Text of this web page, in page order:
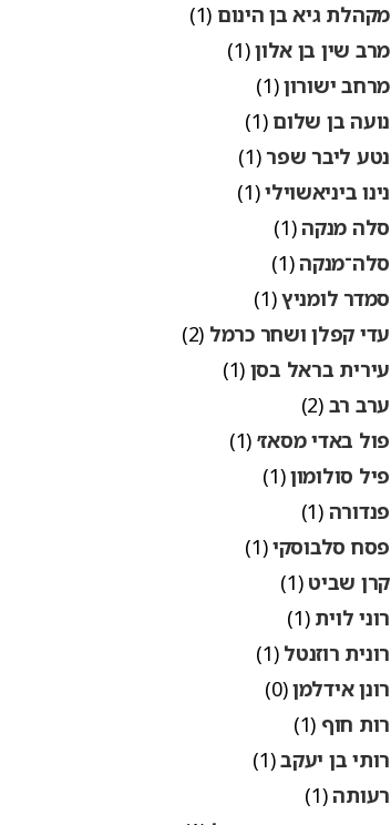
מקהלת גיא בן הינום (1)
מרב שין בן אלון(1)
מרחב ישורון(1)
נועה בן שלום (1)
נטע ליבר שפר(1)
נינו ביניאשוילי(1)
סלה מנקה(1)
סלה־מנקה(1)
סמדר לומניץ(1)
עדי קפלן ושחר כרמל (2)
עירית בראל בסן (1)
ערב רב (2)
פול באדי מסאז׳ (1)
פיל סולומון(1)
פנדורה (1)
פסח סלבוסקי(1)
קרן שביט (1)
רוני לוית (1)
רונית רוזנטל (1)
רונן אידלמן(0)
רות חוף (1)
רותי בן יעקב(1)
רעותה(1)